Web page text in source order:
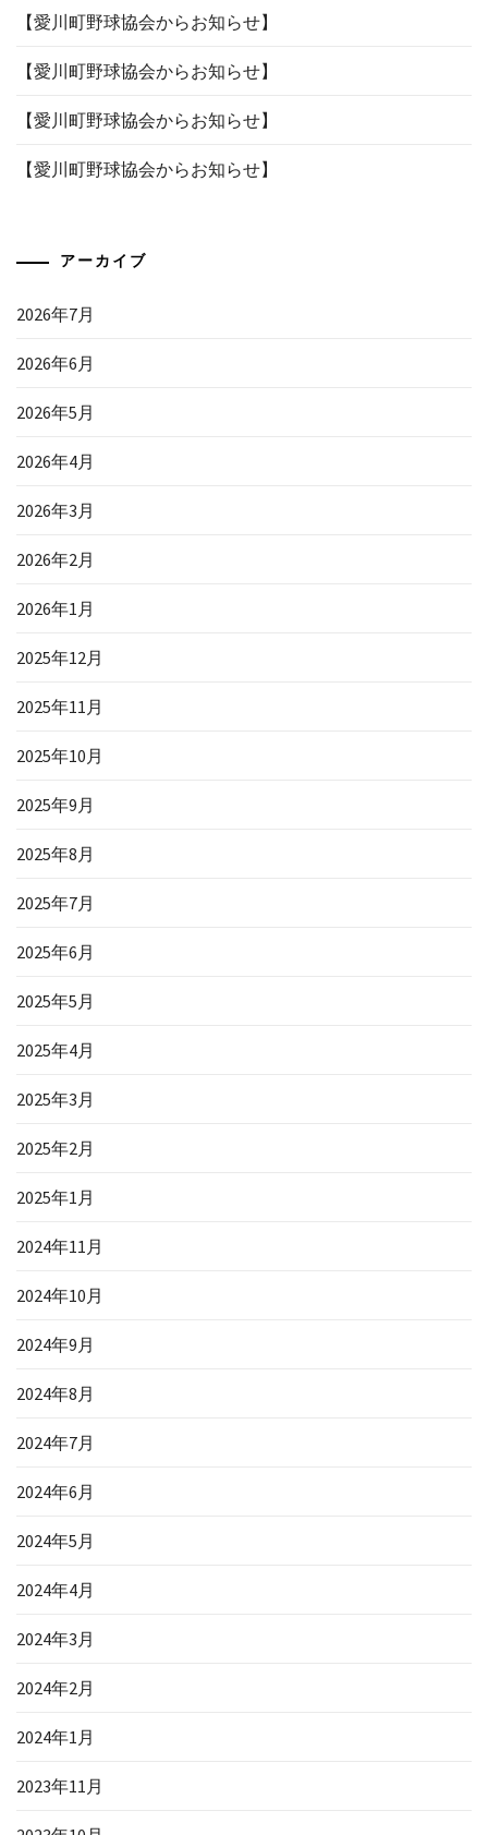
【愛川町野球協会からお知らせ】
【愛川町野球協会からお知らせ】
【愛川町野球協会からお知らせ】
【愛川町野球協会からお知らせ】
アーカイブ
2026年7月
2026年6月
2026年5月
2026年4月
2026年3月
2026年2月
2026年1月
2025年12月
2025年11月
2025年10月
2025年9月
2025年8月
2025年7月
2025年6月
2025年5月
2025年4月
2025年3月
2025年2月
2025年1月
2024年11月
2024年10月
2024年9月
2024年8月
2024年7月
2024年6月
2024年5月
2024年4月
2024年3月
2024年2月
2024年1月
2023年11月